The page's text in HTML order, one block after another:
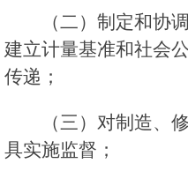
（二）制定和协
建立计量基准和社会
传递；
（三）对制造、
具实施监督；